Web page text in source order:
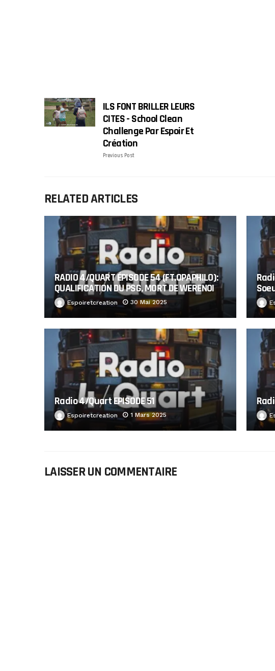
ILS FONT BRILLER LEURS
CITES - School Clean
Challenge Par Espoir Et
Création
Previous Post
RELATED ARTICLES
RADIO 4/QUART ÉPISODE 54 (FT.OPAPHILO):
QUALIFICATION DU PSG, MORT DE WERENOI
Espoiretcreation 30 Mai 2025
Radio 4/Quart EPISODE 51
Espoiretcreation 1 Mars 2025
LAISSER UN COMMENTAIRE